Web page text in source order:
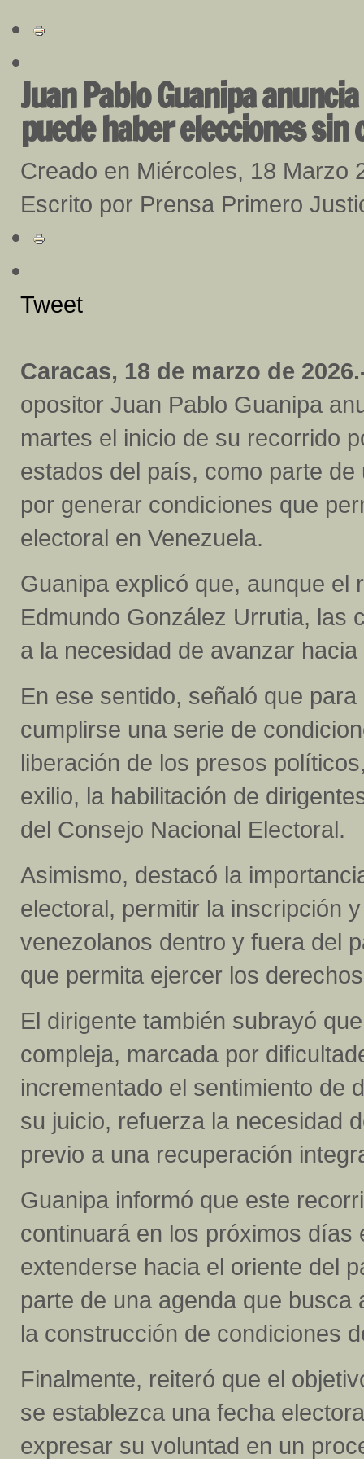
Juan Pablo Guanipa
puede haber elecciones sin
Creado en Miércoles, 18 Marzo
Escrito por Prensa Primero
Tweet
Caracas, 18 de marzo de
opositor Juan Pablo Guanipa
martes el inicio de su recorrido
estados del país, como parte de
por generar condiciones que
electoral en Venezuela.
Guanipa explicó que, aunque el
Edmundo González Urrutia, las
a la necesidad de avanzar
En ese sentido, señaló que
cumplirse una serie de
liberación de los presos
exilio, la habilitación de
del Consejo Nacional Electoral.
Asimismo, destacó la
electoral, permitir la inscripción
venezolanos dentro y fuera del
que permita ejercer los
El dirigente también subrayó
compleja, marcada por
incrementado el sentimiento de
su juicio, refuerza la necesidad
previo a una recuperación
Guanipa informó que este
continuará en los próximos
extenderse hacia el oriente del
parte de una agenda que
la construcción de condiciones
Finalmente, reiteró que el
se establezca una fecha
expresar su voluntad en un